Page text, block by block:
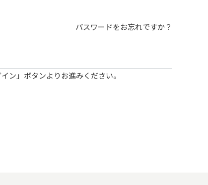
パスワードをお忘れですか？
ン」ボタンよりお進みください。